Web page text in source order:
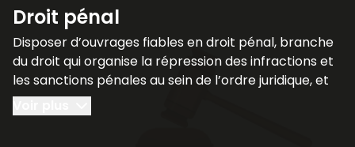
le sous-menu Vos besoins
Droit pénal
Disposer d’ouvrages fiables en droit pénal, branche
du droit qui organise la répression des infractions et
les sanctions pénales au sein de l’ordre juridique, et
plus largement des sciences criminelles, est
fondamental pour les juristes, les avocats et les